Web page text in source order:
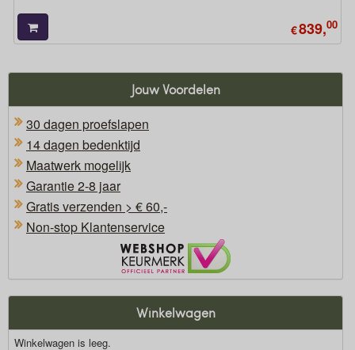
€839,00
Jouw Voordelen
30 dagen proefslapen
14 dagen bedenktijd
Maatwerk mogelijk
Garantie 2-8 jaar
Gratis verzenden > € 60,-
Non-stop Klantenservice
Winkelwagen
Winkelwagen is leeg.